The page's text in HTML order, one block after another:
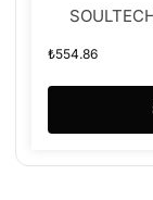
₺554.86